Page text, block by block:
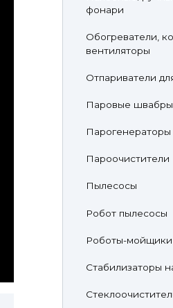
фонари
Обогреватели,
вентиляторы
Отпариватели
Паровые швабры
Парогенераторы
Пароочистители
Пылесосы
Робот пылесосы
Роботы-
Стабилизаторы